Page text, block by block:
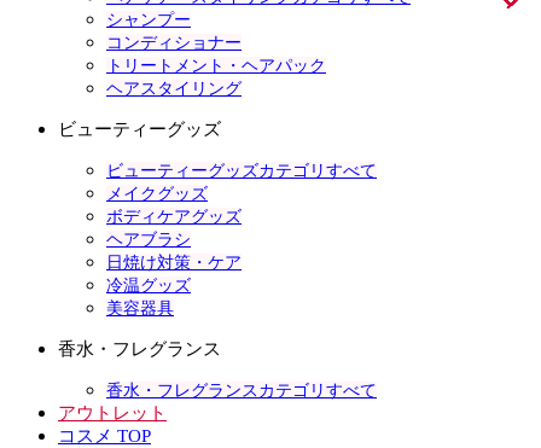
シャンプー
コンディショナー
トリートメント・ヘアパック
ヘアスタイリング
ビューティーグッズ
ビューティーグッズカテゴリすべて
メイクグッズ
ボディケアグッズ
ヘアブラシ
日焼け対策・ケア
冷温グッズ
美容器具
香水・フレグランス
香水・フレグランスカテゴリすべて
アウトレット
コスメ TOP